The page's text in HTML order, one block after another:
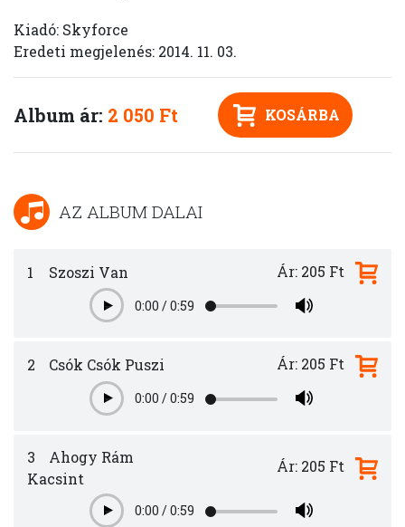
Kiadó: Skyforce
Eredeti megjelenés: 2014. 11. 03.
Album ár: 2 050 Ft KOSÁRBA
AZ ALBUM DALAI
1 Szoszi Van
Play0:00 /0:59
Ár: 205 Ft
2 Csók Csók Puszi
Play0:00 /0:59
Ár: 205 Ft
3
Ahogy Rám
Kacsint
Play0:00 /0:59
Ár: 205 Ft